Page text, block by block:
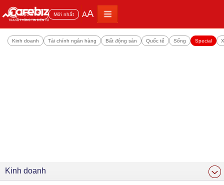
Đọc nhiều Mới nhất AA
Kinh doanh Tài chính ngân hàng Bất động sản Quốc tế Sống Special
Kinh doanh